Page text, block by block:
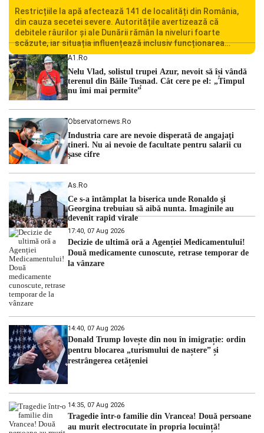
Restricțiile la apă afectează 141 de localități din România,
din cauza secetei severe. Autoritățile avertizează că
debitele râurilor și ale Dunării rămân la niveluri foarte
scăzute, iar situația influențează inclusiv funcționarea
Centralei Nucleare de la Cernavodă. România se confruntă
cu una dintre cele mai dificile perioade din punct de vedere
hidrologic din ultimii ani. Lipsa […]
A1.ro
Nelu Vlad, solistul trupei Azur, nevoit să își vândă
terenul din Băile Tușnad. Cât cere pe el: „Timpul
nu îmi mai permite”
Observatornews.ro
Industria care are nevoie disperată de angajaţi
tineri. Nu ai nevoie de facultate pentru salarii cu
şase cifre
As.ro
Ce s-a întâmplat la biserica unde Ronaldo şi
Georgina trebuiau să aibă nunta. Imaginile au
devenit rapid virale
17:40, 07 Aug 2026
Decizie de ultimă oră a Agenției Medicamentului!
Două medicamente cunoscute, retrase temporar de
la vânzare
14:40, 07 Aug 2026
Donald Trump lovește din nou în imigrație: ordin
pentru blocarea „turismului de naștere” și
restrângerea cetățeniei
14:35, 07 Aug 2026
Tragedie într-o familie din Vrancea! Două persoane
au murit electrocutate în propria locuință!